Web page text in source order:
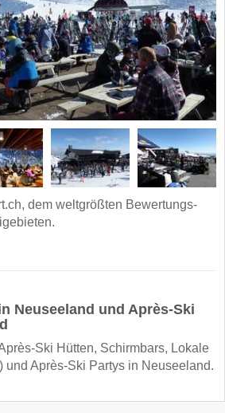
dem weltgrößten Bewertungs-
Neuseeland und Après-Ski
Ski Hütten, Schirmbars, Lokale
und Après-Ski Partys in Neuseeland.